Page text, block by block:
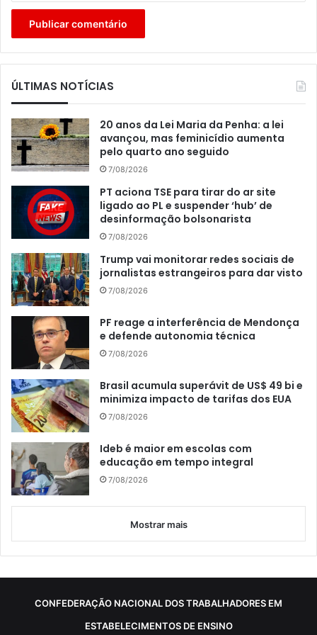
ÚLTIMAS NOTÍCIAS
20 anos da Lei Maria da Penha: a lei
avançou, mas feminicídio aumenta
pelo quarto ano seguido
7/08/2026
PT aciona TSE para tirar do ar site
ligado ao PL e suspender ‘hub’ de
desinformação bolsonarista
7/08/2026
Trump vai monitorar redes sociais de
jornalistas estrangeiros para dar visto
7/08/2026
PF reage a interferência de Mendonça
e defende autonomia técnica
7/08/2026
Brasil acumula superávit de US$ 49 bi e
minimiza impacto de tarifas dos EUA
7/08/2026
Ideb é maior em escolas com
educação em tempo integral
7/08/2026
Mostrar mais
CONFEDERAÇÃO NACIONAL DOS TRABALHADORES EM
ESTABELECIMENTOS DE ENSINO